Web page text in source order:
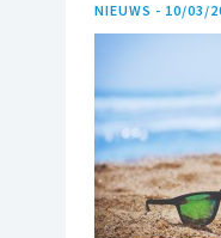
dreigt het
groot deel van
NIEUWS - 10/03/